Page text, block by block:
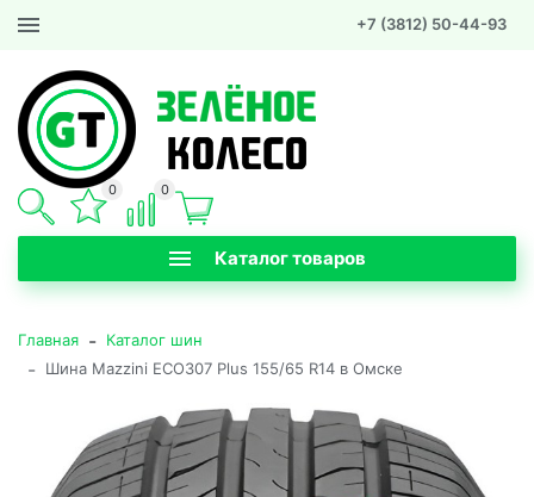
+7 (3812) 50-44-93
Каталог товаров
0 0
Главная - Каталог шин
- Шина Mazzini ECO307 Plus 155/65 R14 в Омске